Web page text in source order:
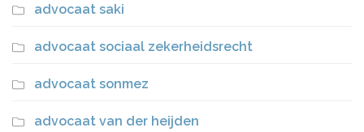
advocaat saki
advocaat sociaal zekerheidsrecht
advocaat sonmez
advocaat van der heijden